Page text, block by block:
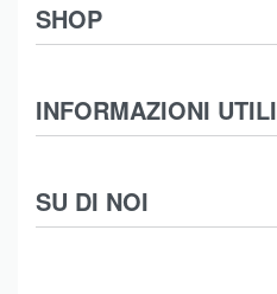
SHOP
Abbigliamento
Intimo
Moda Mare
SU DI NOI
INFORMAZIONI UTILI
Termini e Condizioni
Spedizioni